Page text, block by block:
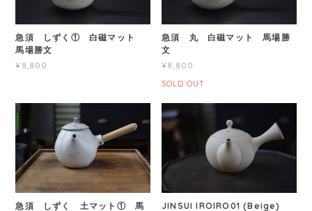
急須 しずく① 白磁マット
馬場勝文
¥8,800
急須 丸 白磁マット 馬場勝
文
¥8,800
SOLD OUT
急須 しずく 土マット① 馬
JINSUI IROIRO01 (Beige)